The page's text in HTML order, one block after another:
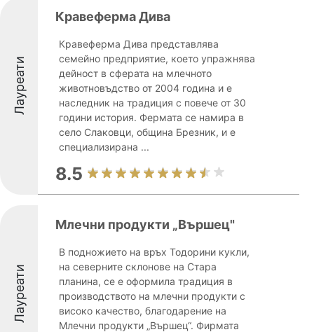
Лауреати
Кравеферма Дива
Кравеферма Дива представлява
семейно предприятие, което упражнява
дейност в сферата на млечното
животновъдство от 2004 година и е
наследник на традиция с повече от 30
години история. Фермата се намира в
село Слаковци, община Брезник, и е
специализирана ...
8.5
Лауреати
Mлечни продукти „Вършец"
В подножието на връх Тодорини кукли,
на северните склонове на Стара
планина, се е оформила традиция в
производството на млечни продукти с
високо качество, благодарение на
Млечни продукти „Вършец“. Фирмата